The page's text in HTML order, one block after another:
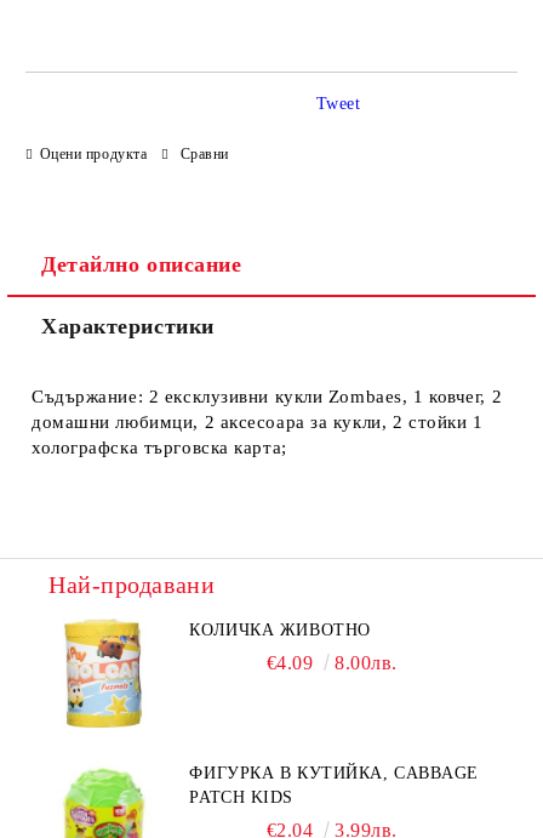
Оцени продукта Сравни
Tweet
Детайлно описание
Характеристики
Съдържание: 2 ексклузивни кукли Zombaes, 1 ковчег, 2
домашни любимци, 2 аксесоара за кукли, 2 стойки 1
холографска търговска карта;
Най-продавани
КОЛИЧКА ЖИВОТНО
€4.09 8.00лв.
ФИГУРКА В КУТИЙКА, CABBAGE
PATCH KIDS
€2.04 3.99лв.